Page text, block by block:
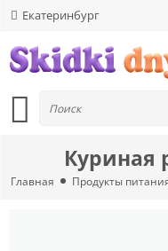
Екатеринбург
Куриная
Главная Продукты